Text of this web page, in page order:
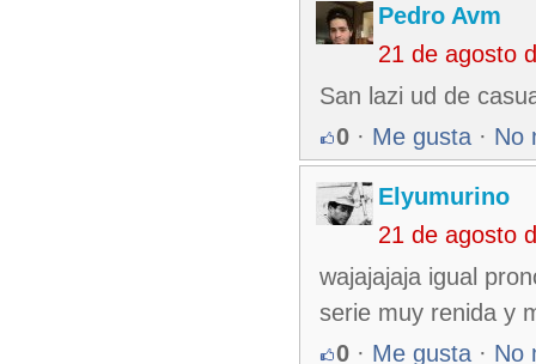
Pedro Avm
21 de agosto
San lazi ud de
0 · Me gusta · No
Elyumurino
21 de agosto
wajajajaja igual
serie muy renida y
0 · Me gusta · No